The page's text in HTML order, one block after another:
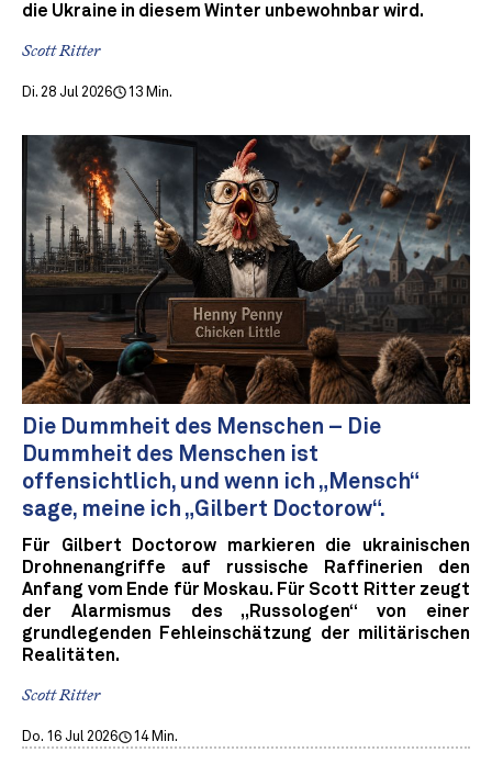
die Ukraine in diesem Winter unbewohnbar wird.
Scott Ritter
Di. 28 Jul 2026 13 Min.
Die Dummheit des Menschen – Die
Dummheit des Menschen ist
offensichtlich, und wenn ich „Mensch“
sage, meine ich „Gilbert Doctorow“.
Für Gilbert Doctorow markieren die ukrainischen
Drohnenangriffe auf russische Raffinerien den
Anfang vom Ende für Moskau. Für Scott Ritter zeugt
der Alarmismus des „Russologen“ von einer
grundlegenden Fehleinschätzung der militärischen
Realitäten.
Scott Ritter
Do. 16 Jul 2026 14 Min.